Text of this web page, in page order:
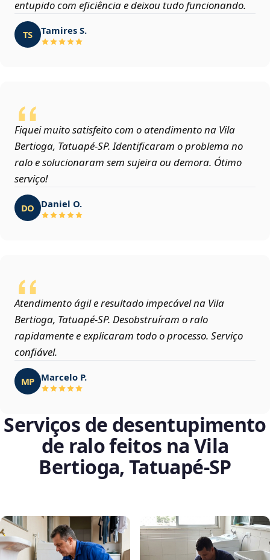
entupido com eficiência e deixou tudo funcionando.
TS Tamires S.
Fiquei muito satisfeito com o atendimento na Vila
Bertioga, Tatuapé‑SP. Identificaram o problema no
ralo e solucionaram sem sujeira ou demora. Ótimo
serviço!
DO Daniel O.
Atendimento ágil e resultado impecável na Vila
Bertioga, Tatuapé‑SP. Desobstruíram o ralo
rapidamente e explicaram todo o processo. Serviço
confiável.
MP Marcelo P.
Serviços de desentupimento
de ralo feitos na Vila
Bertioga, Tatuapé‑SP